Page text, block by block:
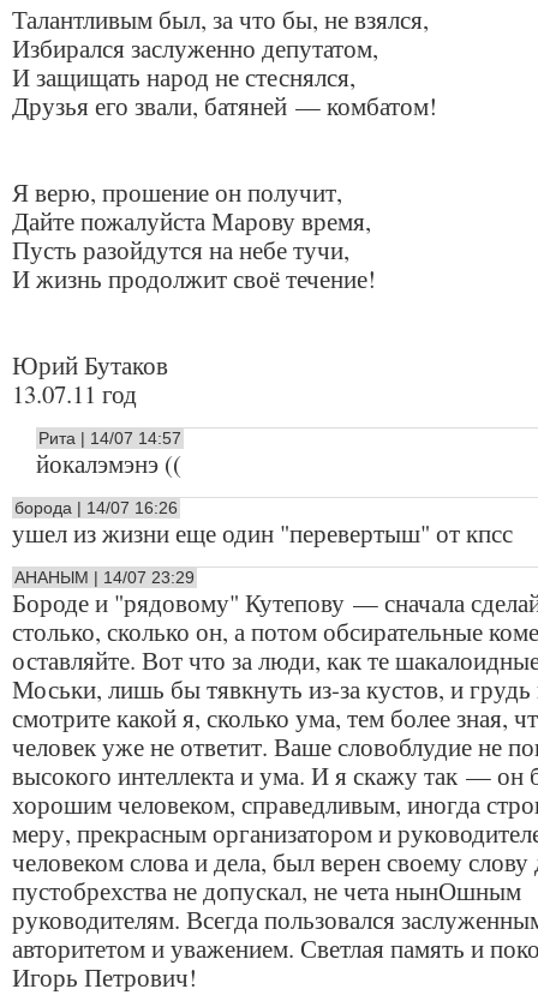
Талантливым был, за что бы, не взялся,
Избирался заслуженно депутатом,
И защищать народ не стеснялся,
Друзья его звали, батяней — комбатом!
Я верю, прошение он получит,
Дайте пожалуйста Марову время,
Пусть разойдутся на небе тучи,
И жизнь продолжит своё течение!
Юрий Бутаков
13.07.11 год
Рита | 14/07 14:57
йокалэмэнэ ((
борода | 14/07 16:26
ушел из жизни еще один "перевертыш" от кпсс
АНАНЫМ | 14/07 23:29
Бороде и "рядовому" Кутепову — сначала
столько, сколько он, а потом обсирательные
оставляйте. Вот что за люди, как те
Моськи, лишь бы тявкнуть из-за кустов, и грудь
смотрите какой я, сколько ума, тем более зная,
человек уже не ответит. Ваше словоблудие не
высокого интеллекта и ума. И я скажу так — он
хорошим человеком, справедливым, иногда
меру, прекрасным организатором и
человеком слова и дела, был верен своему слову
пустобрехства не допускал, не чета нынОшным
руководителям. Всегда пользовался
авторитетом и уважением. Светлая память и
Игорь Петрович!